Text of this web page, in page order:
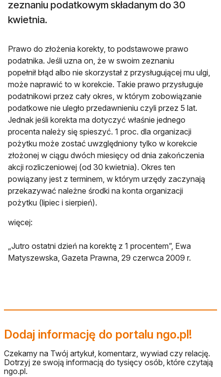
zeznaniu podatkowym składanym do 30
kwietnia.
Prawo do złożenia korekty, to podstawowe prawo
podatnika. Jeśli uzna on, że w swoim zeznaniu
popełnił błąd albo nie skorzystał z przysługującej mu ulgi,
może naprawić to w korekcie. Takie prawo przysługuje
podatnikowi przez cały okres, w którym zobowiązanie
podatkowe nie uległo przedawnieniu czyli przez 5 lat.
Jednak jeśli korekta ma dotyczyć właśnie jednego
procenta należy się spieszyć. 1 proc. dla organizacji
pożytku może zostać uwzględniony tylko w korekcie
złożonej w ciągu dwóch miesięcy od dnia zakończenia
akcji rozliczeniowej (od 30 kwietnia). Okres ten
powiązany jest z terminem, w którym urzędy zaczynają
przekazywać należne środki na konta organizacji
pożytku (lipiec i sierpień).
więcej:
„Jutro ostatni dzień na korektę z 1 procentem”, Ewa
Matyszewska, Gazeta Prawna, 29 czerwca 2009 r.
Dodaj informację do portalu ngo.pl!
Czekamy na Twój artykuł, komentarz, wywiad czy relację.
Dotrzyj ze swoją informacją do tysięcy osób, które czytają
ngo.pl.